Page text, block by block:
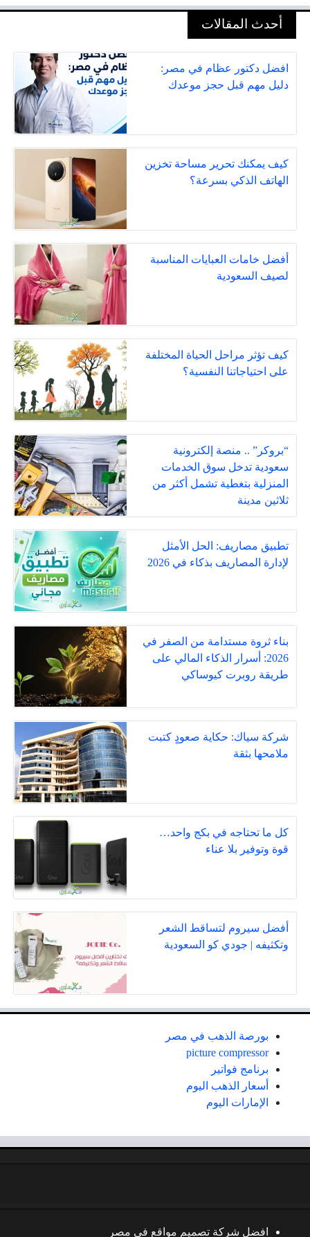
أحدث المقالات
افضل دكتور عظام في مصر:
دليل مهم قبل حجز موعدك
كيف يمكنك تحرير مساحة تخزين
الهاتف الذكي بسرعة؟
أفضل خامات العبايات المناسبة
لصيف السعودية
كيف تؤثر مراحل الحياة المختلفة
على احتياجاتنا النفسية؟
“بروكر” .. منصة إلكترونية
سعودية تدخل سوق الخدمات
المنزلية بتغطية تشمل أكثر من
ثلاثين مدينة
تطبيق مصاريف: الحل الأمثل
لإدارة المصاريف بذكاء في 2026
بناء ثروة مستدامة من الصفر في
2026: أسرار الذكاء المالي على
طريقة روبرت كيوساكي
شركة سياك: حكاية صعودٍ كتبت
ملامحها بثقة
كل ما تحتاجه في بكج واحد…
قوة وتوفير بلا عناء
أفضل سيروم لتساقط الشعر
وتكثيفه | جودي كو السعودية
بورصة الذهب في مصر
picture compressor
برنامج فواتير
أسعار الذهب اليوم
الإمارات اليوم
افضل شركة تصميم مواقع في مصر